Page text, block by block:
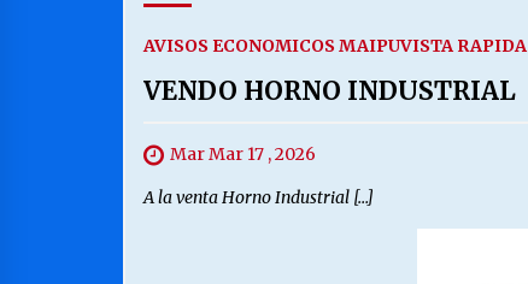
AVISOS ECONOMICOS MAIPUVISTA RAPIDA
VENDO HORNO INDUSTRIAL
Mar Mar 17 , 2026
A la venta Horno Industrial […]